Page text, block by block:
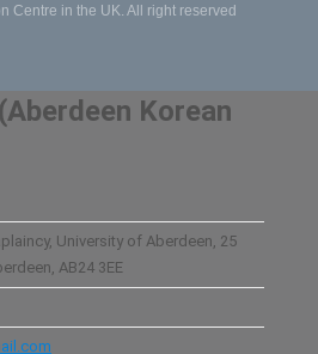
Centre in the UK. All right reserved
Korean
University of Aberdeen, 25
AB24 3EE